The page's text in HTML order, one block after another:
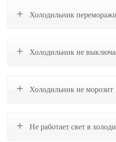
Холодильник
Холодильник не
Холодильник не морозит
Не работает свет в